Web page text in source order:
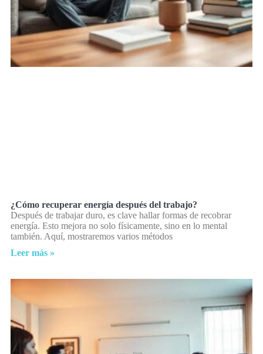
¿Cómo recuperar energía después del trabajo?
Después de trabajar duro, es clave hallar formas de recobrar
energía. Esto mejora no solo físicamente, sino en lo mental
también. Aquí, mostraremos varios métodos
Leer más »